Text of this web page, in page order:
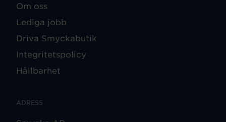
Om oss
Lediga jobb
Driva Smyckabutik
Integritetspolicy
Hållbarhet
ADRESS